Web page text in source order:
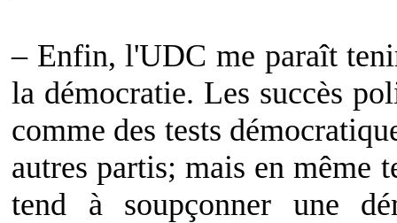
– Enfin, l'UDC me paraît
la démocratie. Les succès
comme des tests
autres partis; mais en même
tend à soupçonner une